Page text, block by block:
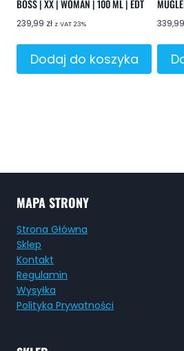
BOSS | XX | WOMAN | 100 ML | EDT
239,99 zł z VAT 23%
Dodaj do koszyka
339,99
MAPA STRONY
Strona Główna
Sklep
Kontakt
Regulamin
Wysyłka
Polityka Prywatności